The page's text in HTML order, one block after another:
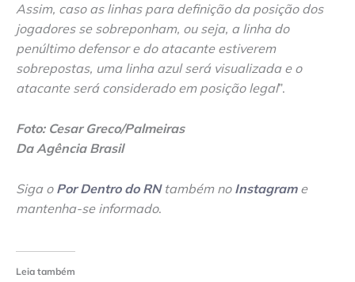
Assim, caso as linhas para definição da posição dos
jogadores se sobreponham, ou seja, a linha do
penúltimo defensor e do atacante estiverem
sobrepostas, uma linha azul será visualizada e o
atacante será considerado em posição legal”.
Foto: Cesar Greco/Palmeiras
Da Agência Brasil
Siga o Por Dentro do RNtambém no Instagrame
mantenha-se informado.
Leia também